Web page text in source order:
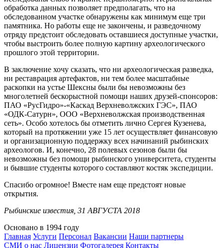
обработка данных позволяет предполагать, что на
обследованном участке обнаружены как минимум еще три
памятника. Но работы еще не закончены, и разведочному
отряду предстоит обследовать оставшиеся доступные участки,
чтобы выстроить более полную картину археологического
прошлого этой территории.
В заключение хочу сказать, что ни археологическая разведка,
ни реставрация артефактов, ни тем более масштабные
раскопки на устье Шексны были бы невозможны без
многолетней бескорыстной помощи наших друзей-спонсоров:
ПАО «РусГидро»-«Каскад Верхневолжских ГЭС», ПАО
«ОДК-Сатурн», ООО «Верхневолжская производственная
сеть». Особо хотелось бы отметить лично Сергея Кузенева,
который на протяжении уже 15 лет осуществляет финансовую
и организационную поддержку всех начинаний рыбинских
археологов. И, конечно, 28 полевых сезонов были бы
невозможны без помощи рыбинского университета, студенты
и бывшие студенты которого составляют костяк экспедиции.
Спасибо огромное! Вместе нам еще предстоят новые
открытия.
Рыбинские известия, 31 АВГУСТА 2018
Основано в 1994 году
Главная Услуги Персонал Вакансии Наши партнеры
СМИ о нас Лицензии Фотогалерея Контакты